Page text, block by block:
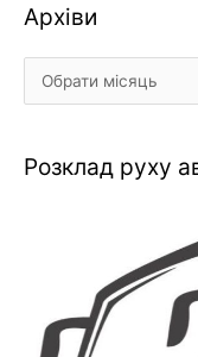
Архіви
Архіви
Розклад руху